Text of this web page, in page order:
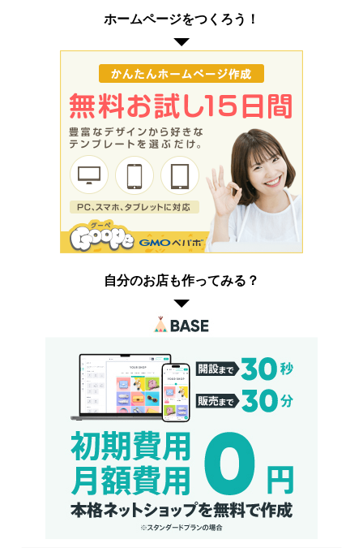
ホームページをつくろう！
自分のお店も作ってみる？